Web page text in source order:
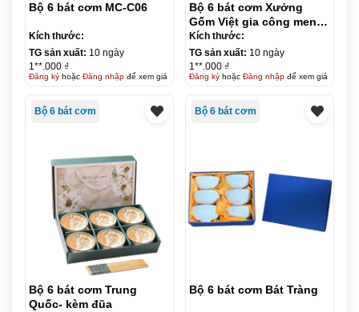
Bộ 6 bát cơm MC-C06
Kích thước:
TG sản xuất: 10 ngày
1**.000 ₫
Đăng kýhoặc Đăng nhậpđể xem giá
Bộ 6 bát cơm Xưởng
Gốm Việt gia công men
trắng- Minh Ngọc
Kích thước:
TG sản xuất: 10 ngày
1**.000 ₫
Đăng kýhoặc Đăng nhậpđể xem giá
Bộ 6 bát cơm
Bộ 6 bát cơm Trung
Quốc- kèm đũa
Bộ 6 bát cơm
Bộ 6 bát cơm Bát Tràng